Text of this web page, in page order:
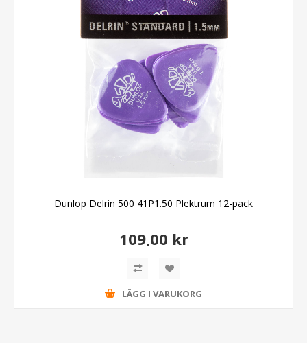
Dunlop Delrin 500 41P1.50 Plektrum 12-pack
109,00 kr
LÄGG I VARUKORG